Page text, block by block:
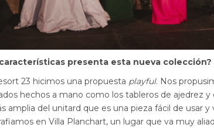
características presenta esta nueva colección?
23 hicimos una propuesta playful. Nos
hechos a mano como los tableros de ajedrez
amplia del unitard que es una pieza fácil de usar
en Villa Planchart, un lugar que va muy